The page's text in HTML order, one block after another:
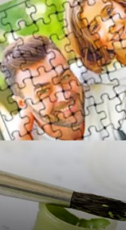
Pet Malzemeleri